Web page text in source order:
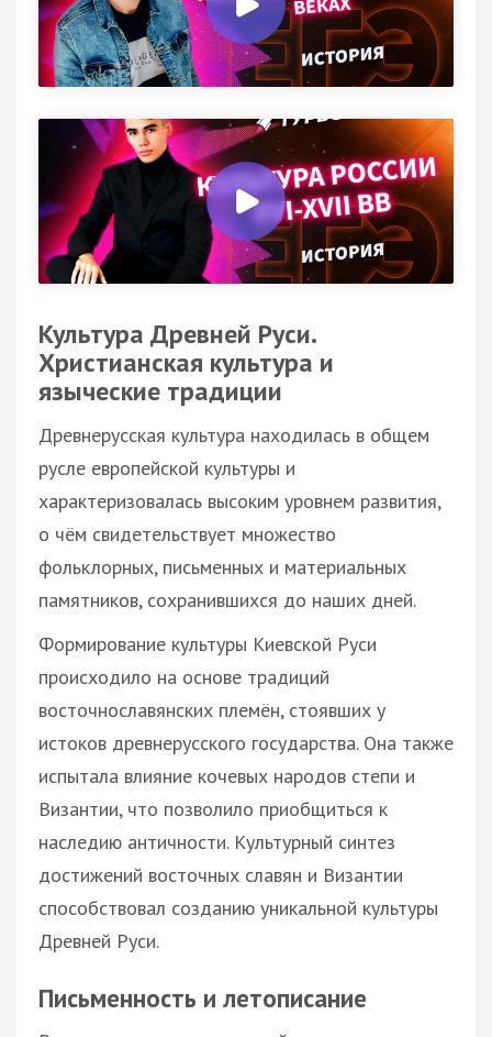
Культура Древней Руси.
Христианская культура и
языческие традиции
Древнерусская культура находилась в общем
русле европейской культуры и
характеризовалась высоким уровнем развития,
о чём свидетельствует множество
фольклорных, письменных и материальных
памятников, сохранившихся до наших дней.
Формирование культуры Киевской Руси
происходило на основе традиций
восточнославянских племён, стоявших у
истоков древнерусского государства. Она также
испытала влияние кочевых народов степи и
Византии, что позволило приобщиться к
наследию античности. Культурный синтез
достижений восточных славян и Византии
способствовал созданию уникальной культуры
Древней Руси.
Письменность и летописание